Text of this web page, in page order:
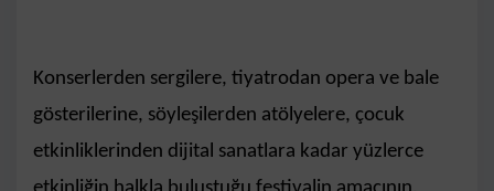
Konserlerden sergilere, tiyatrodan opera ve bale
gösterilerine, söyleşilerden atölyelere, çocuk
etkinliklerinden dijital sanatlara kadar yüzlerce